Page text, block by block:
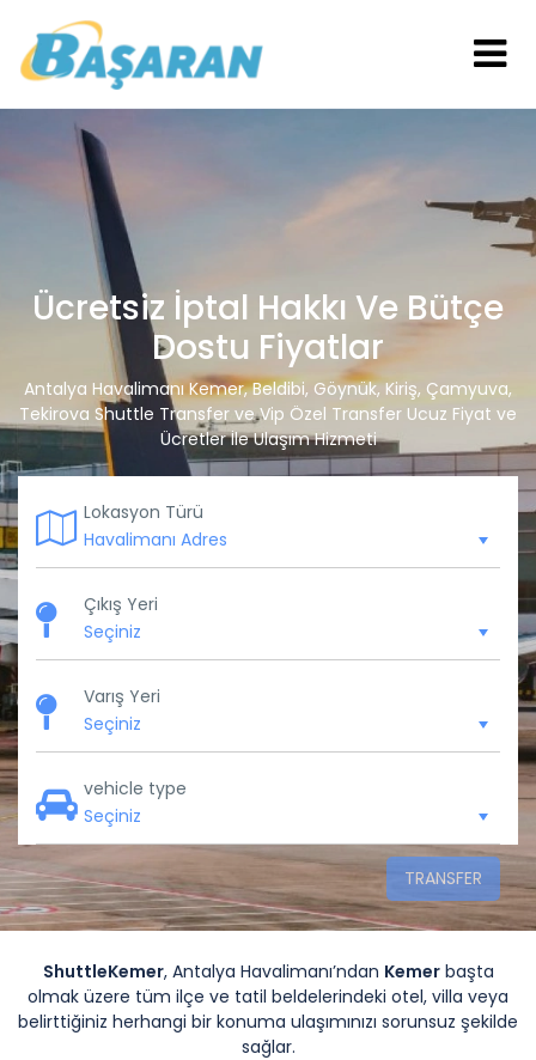
Ücretsiz İptal Hakkı Ve Bütçe
Dostu Fiyatlar
Antalya Havalimanı Kemer, Beldibi, Göynük, Kiriş, Çamyuva,
Tekirova Shuttle Transfer ve Vip Özel Transfer Ucuz Fiyat ve
Ücretler İle Ulaşım Hizmeti
Lokasyon Türü
Çıkış Yeri
Varış Yeri
vehicle type
TRANSFER
ShuttleKemer, Antalya Havalimanı’ndan Kemerbaşta
olmak üzere tüm ilçe ve tatil beldelerindeki otel, villa veya
belirttiğiniz herhangi bir konuma ulaşımınızı sorunsuz şekilde
sağlar.